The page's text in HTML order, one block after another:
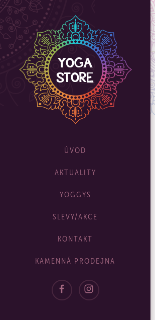
ÚVOD
AKTUALITY
YOGGYS
SLEVY/AKCE
KONTAKT
KAMENNÁ PRODEJNA